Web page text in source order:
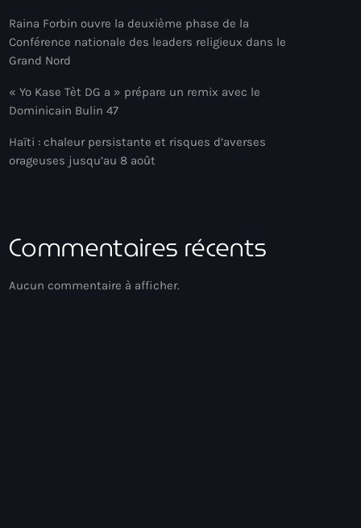
Raina Forbin ouvre la deuxième phase de la
Conférence nationale des leaders religieux dans le
Grand Nord
« Yo Kase Tèt DG a » prépare un remix avec le
Dominicain Bulin 47
Haïti : chaleur persistante et risques d’averses
orageuses jusqu’au 8 août
Commentaires récents
Aucun commentaire à afficher.